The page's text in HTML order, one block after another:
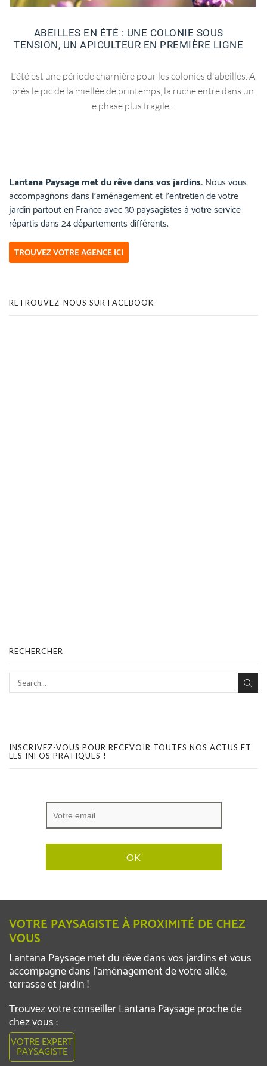
ABEILLES EN ÉTÉ : UNE COLONIE SOUS
TENSION, UN APICULTEUR EN PREMIÈRE LIGNE
L'été est une période charnière pour les colonies d'abeilles. A
près le pic de la miellée de printemps, la ruche entre dans un
e phase plus fragile...
Lantana Paysage met du rêve dans vos jardins.Nous vous
accompagnons dans l’aménagement et l’entretien de votre
jardin partout en France avec 30 paysagistes à votre service
répartis dans 24 départements différents.
TROUVEZ VOTRE AGENCE ICI
RETROUVEZ-NOUS SUR FACEBOOK
RECHERCHER
INSCRIVEZ-VOUS POUR RECEVOIR TOUTES NOS ACTUS ET
LES INFOS PRATIQUES !
VOTRE PAYSAGISTE À PROXIMITÉ DE CHEZ
VOUS
Lantana Paysage met du rêve dans vos jardins et vous
accompagne dans l’aménagement de votre allée,
terrasse et jardin !
Trouvez votre conseiller Lantana Paysage proche de
chez vous :
VOTRE EXPERT
PAYSAGISTE